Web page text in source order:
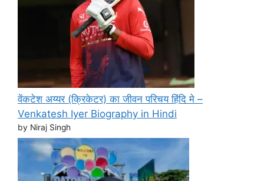
वेंकटेश अय्यर (क्रिकेटर) का जीवन परिचय हिंदि मे –
Venkatesh Iyer Biography in Hindi
by Niraj Singh